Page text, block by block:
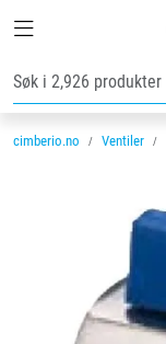
Toggle navigation
cimberio.no Ventiler
Ventiler
Vannbehandling
Nyheter